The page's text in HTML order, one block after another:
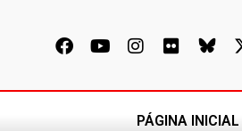
PÁGINA INICIAL